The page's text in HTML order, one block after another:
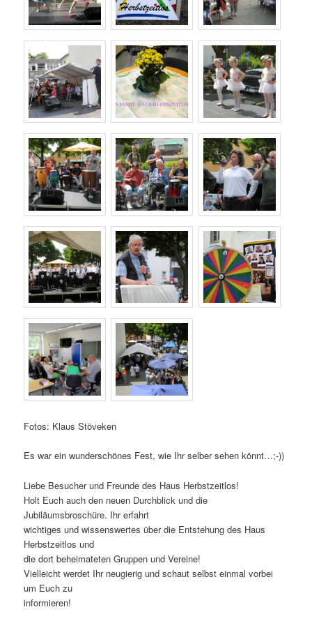
Fotos: Klaus Stöveken
Es war ein wunderschönes Fest, wie Ihr selber sehen könnt…;-))
Liebe Besucher und Freunde des Haus Herbstzeitlos!
Holt Euch auch den neuen Durchblick und die
Jubiläumsbroschüre. Ihr erfahrt
wichtiges und wissenswertes über die Entstehung des Haus
Herbstzeitlos und
die dort beheimateten Gruppen und Vereine!
Vielleicht werdet Ihr neugierig und schaut selbst einmal vorbei
um Euch zu
informieren!